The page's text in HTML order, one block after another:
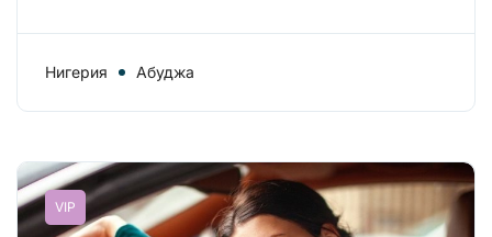
Нигерия Абуджа
VIP